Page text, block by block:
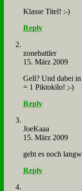
Klas­se Ti­tel! :-)
Reply
zone­batt­ler
15. März 2009
Gell? Und da­bei
= 1 Pik­to­ki­lo! ;-)
Reply
Joe­Kaaa
15. März 2009
geht es noch
Reply